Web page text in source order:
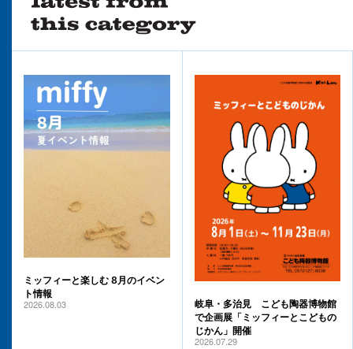
ミッフィーと楽しむ 8月のイベン
ト情報
2026.08.03
岐阜・多治見 こども陶器博物館
で企画展「ミッフィーとこどもの
じかん」開催
2026.07.29